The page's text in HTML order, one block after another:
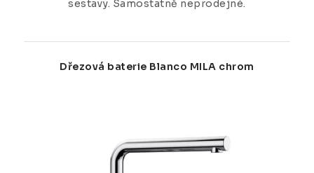
sestavy. Samostatně neprodejné.
Dřezová baterie Blanco MILA chrom